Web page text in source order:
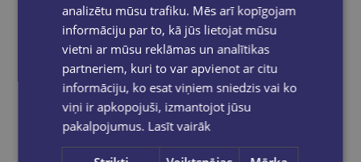
Sūtīt
Reģistrējies un saņem 10% atlaidi pilnas
cenas precēm.
Apmaksātie pasūtījumi tiek apstrādāti un
analizētu mūsu trafiku. Mēs arī kopīgojam
informāciju par to, kā jūs lietojat mūsu
vietni ar mūsu reklāmas un analītikas
partneriem, kuri to var apvienot ar citu
informāciju, ko esat viņiem sniedzis vai ko
viņi ir apkopojuši, izmantojot jūsu
pakalpojumus. Lasīt vairāk